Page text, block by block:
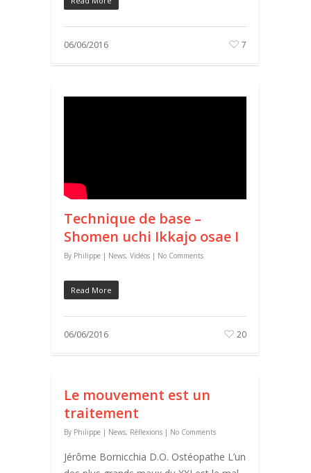
06/06/2016 7
Technique de base –
Shomen uchi Ikkajo osae I
By Philippe | News, Vidéos | No Comments
Read More
06/06/2016 20
Le mouvement est un
traitement
By Philippe | News, Réflexions | No Comments
Jérôme Bornicchia D.O. Ostéopathe L’un